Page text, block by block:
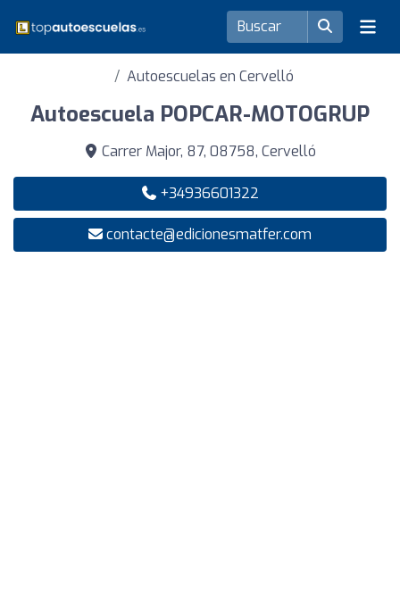
Autoescuelas en Cervelló
Autoescuela POPCAR-MOTOGRUP
Carrer Major, 87, 08758, Cervelló
+34936601322
contacte@edicionesmatfer.com